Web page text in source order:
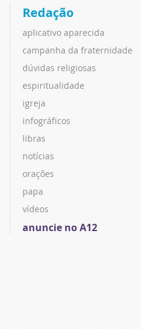
Redação
aplicativo aparecida
campanha da fraternidade
dúvidas religiosas
espiritualidade
igreja
infográficos
libras
notícias
orações
papa
vídeos
anuncie no A12